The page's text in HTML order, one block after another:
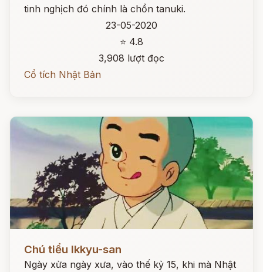
tinh nghịch đó chính là chồn tanuki.
23-05-2020
⭐ 4.8
3,908 lượt đọc
Cổ tích Nhật Bản
Chú tiểu Ikkyu-san
Ngày xửa ngày xưa, vào thế kỷ 15, khi mà Nhật